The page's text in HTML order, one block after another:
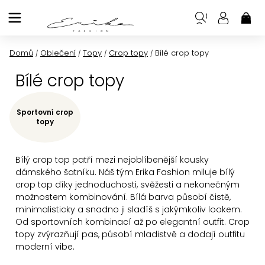
na
Domů / Oblečení / Topy / Crop topy / Bílé crop topy
Bílé crop topy
Bílý crop top patří mezi nejoblíbenější kousky
dámského šatníku. Náš tým Erika Fashion miluje bílý
crop top díky jednoduchosti, svěžesti a nekonečným
možnostem kombinování. Bílá barva působí čistě,
minimalisticky a snadno ji sladíš s jakýmkoliv lookem.
Od sportovních kombinací až po elegantní outfit. Crop
topy zvýrazňují pas, působí mladistvě a dodají outfitu
moderní vibe.
Sportovní crop
topy